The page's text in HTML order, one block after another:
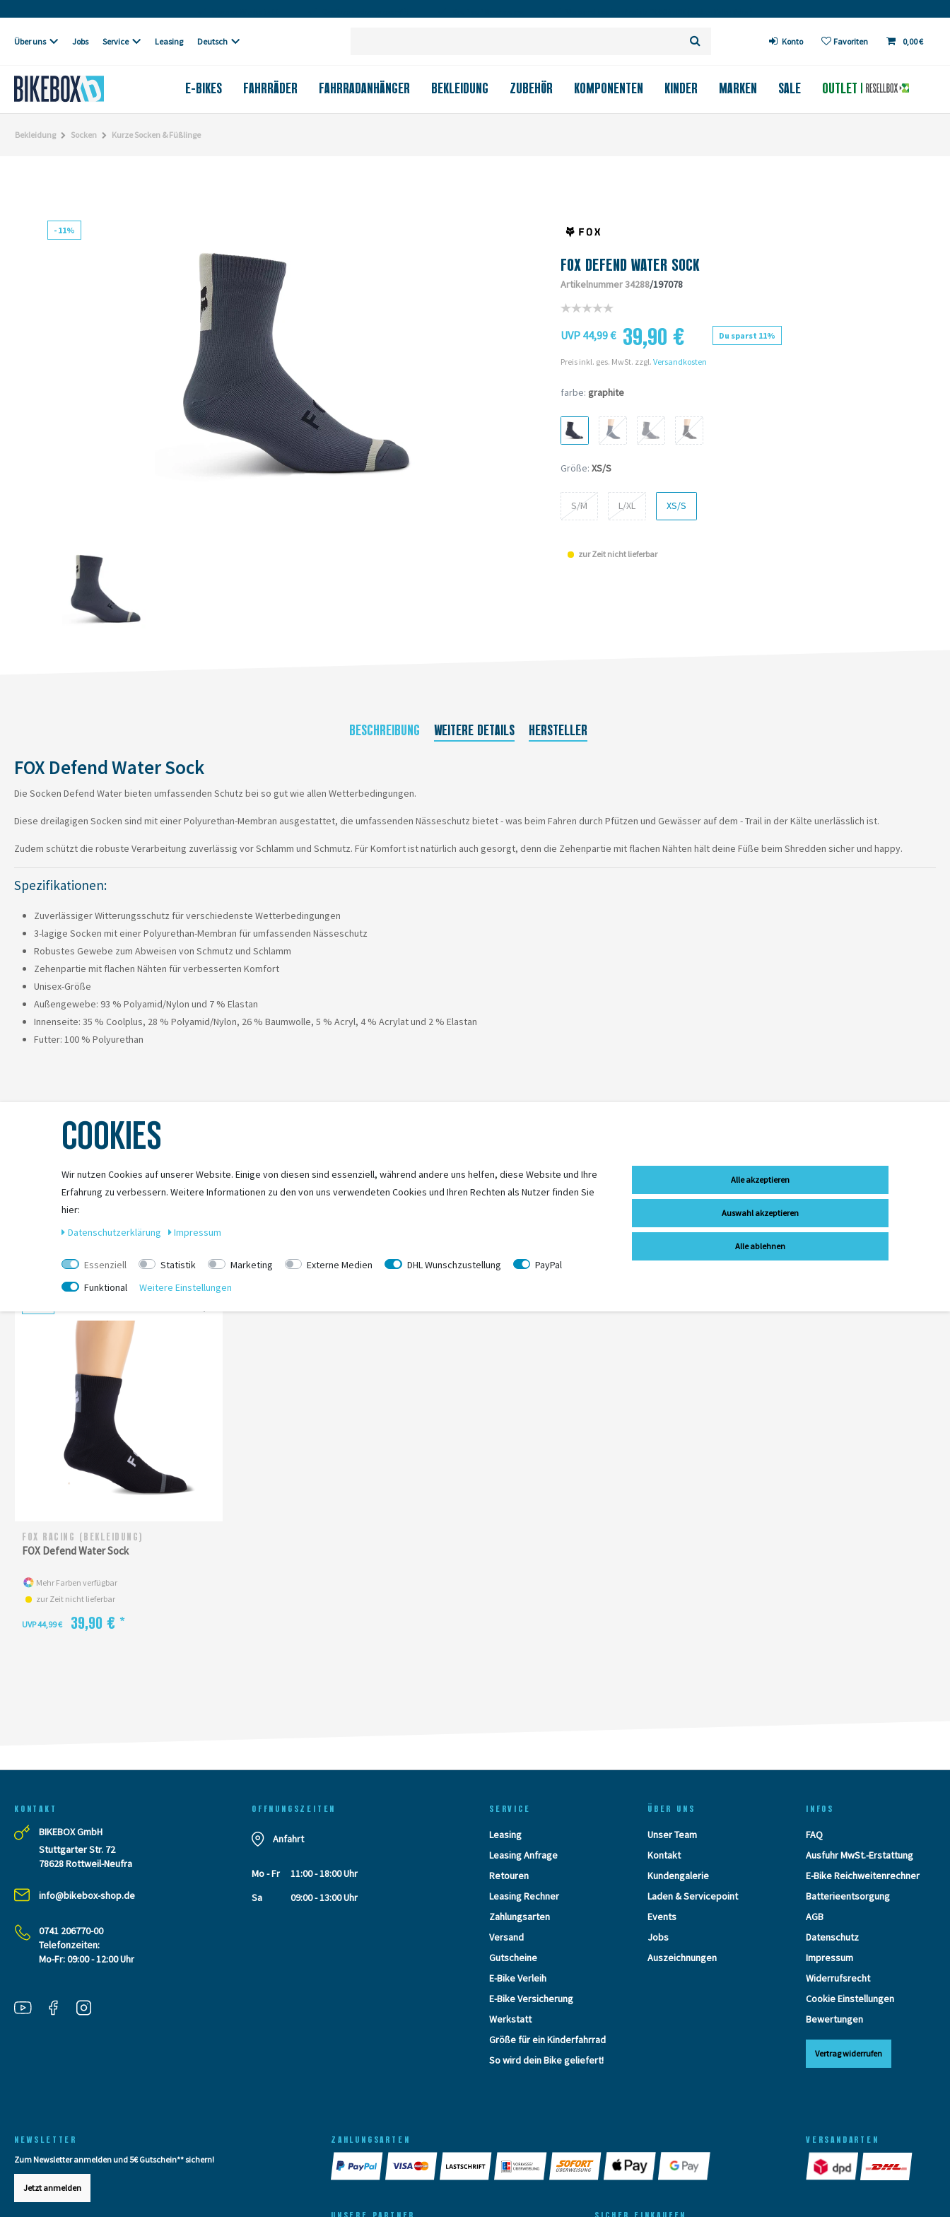
Über uns Jobs Service Leasing Deutsch Konto Favoriten 0,00 €
E-BIKES FAHRRÄDER BEKLEIDUNG ZUBEHÖR KOMPONENTEN KINDER
FAHRRADANHÄNGER MARKEN SALE OUTLET
Bekleidung Socken Kurze Socken & Füßlinge
- 11%
FOX DEFEND WATER SOCK
Artikelnummer 34288/197078
UVP 44,99 € 39,90 € Du sparst 11%
Preis inkl. ges. MwSt. zzgl. Versandkosten
farbe: graphite
Größe: XS/S
S/M L/XL XS/S
zur Zeit nicht lieferbar
BESCHREIBUNG WEITERE DETAILS HERSTELLER
FOX Defend Water Sock
Die Socken Defend Water bieten umfassenden Schutz bei so gut wie allen Wetterbedingungen.
Diese dreilagigen Socken sind mit einer Polyurethan-Membran ausgestattet, die umfassenden Nässeschutz bietet - was beim Fahren durch Pfützen und Gewässer auf dem - Trail in der Kälte unerlässlich ist.
Zudem schützt die robuste Verarbeitung zuverlässig vor Schlamm und Schmutz. Für Komfort ist natürlich auch gesorgt, denn die Zehenpartie mit flachen Nähten hält deine Füße beim Shredden sicher und happy.
Spezifikationen:
Zuverlässiger Witterungsschutz für verschiedenste Wetterbedingungen
3-lagige Socken mit einer Polyurethan-Membran für umfassenden Nässeschutz
Robustes Gewebe zum Abweisen von Schmutz und Schlamm
Zehenpartie mit flachen Nähten für verbesserten Komfort
Unisex-Größe
Außengewebe: 93 % Polyamid/Nylon und 7 % Elastan
Innenseite: 35 % Coolplus, 28 % Polyamid/Nylon, 26 % Baumwolle, 5 % Acryl, 4 % Acrylat und 2 % Elastan
Futter: 100 % Polyurethan
ANGESEHEN
FOX RACING (BEKLEIDUNG)
FOX Defend Water Sock
Mehr Farben verfügbar
zur Zeit nicht lieferbar
UVP 44,99 € 39,90 € *
KONTAKT
BIKEBOX GmbH
Stuttgarter Str. 72
78628 Rottweil-Neufra
info@bikebox-shop.de
0741 206770-00
Telefonzeiten:
Mo-Fr: 09:00 - 12:00 Uhr
OFFNUNGSZEITEN
Anfahrt
Mo - Fr
11:00 - 18:00 Uhr
Sa
09:00 - 13:00 Uhr
SERVICE
Leasing
Leasing Anfrage
Retouren
Leasing Rechner
Zahlungsarten
Versand
Gutscheine
E-Bike Verleih
E-Bike Versicherung
Werkstatt
Größe für ein Kinderfahrrad
So wird dein Bike geliefert!
ÜBER UNS
Unser Team
Kontakt
Kundengalerie
Laden & Servicepoint
Events
Jobs
Auszeichnungen
INFOS
FAQ
Ausfuhr MwSt.-Erstattung
E-Bike Reichweitenrechner
Batterieentsorgung
AGB
Datenschutz
Impressum
Widerrufsrecht
Cookie Einstellungen
Bewertungen
Vertrag widerrufen
NEWSLETTER
Zum Newsletter anmelden und 5€ Gutschein** sichern!
Jetzt anmelden
ZAHLUNGSARTEN VERSANDARTEN
UNSERE PARTNER SICHER EINKAUFEN
COOKIES
Wir nutzen Cookies auf unserer Website. Einige von diesen sind essenziell, während andere uns helfen, diese Website und Ihre
Erfahrung zu verbessern. Weitere Informationen zu den von uns verwendeten Cookies und Ihren Rechten als Nutzer finden Sie
hier:
Daten­schutz­erklärung
Impressum
Essenziell Statistik Marketing Externe Medien DHL Wunschzustellung
PayPal
Funktional
Weitere Einstellungen
Alle akzeptieren
Auswahl akzeptieren
Alle ablehnen